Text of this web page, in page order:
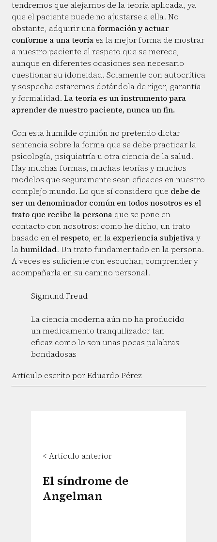
tendremos que alejarnos de la teoría aplicada, ya
que el paciente puede no ajustarse a ella. No
obstante, adquirir unaformación y actuar
conforme a una teoría es la mejor forma de mostrar
a nuestro paciente el respeto que se merece,
aunque en diferentes ocasiones sea necesario
cuestionar su idoneidad. Solamente con autocrítica
y sospecha estaremos dotándola de rigor, garantía
y formalidad. La teoría es un instrumento para
aprender de nuestro paciente, nunca un fin.
Con esta humilde opinión no pretendo dictar
sentencia sobre la forma que se debe practicar la
psicología, psiquiatría u otra ciencia de la salud.
Hay muchas formas, muchas teorías y muchos
modelos que seguramente sean eficaces en nuestro
complejo mundo. Lo que sí considero que debe de
ser un denominador común en todos nosotros es el
trato que recibe la persona que se pone en
contacto con nosotros: como he dicho, un trato
basado en elrespeto, en la experiencia subjetivay
lahumildad. Un trato fundamentado en la persona.
A veces es suficiente con escuchar, comprender y
acompañarla en su camino personal.
Sigmund Freud
La ciencia moderna aún no ha producido
un medicamento tranquilizador tan
eficaz como lo son unas pocas palabras
bondadosas
Artículo escrito por Eduardo Pérez
< Artículo anterior
El síndrome de
Angelman